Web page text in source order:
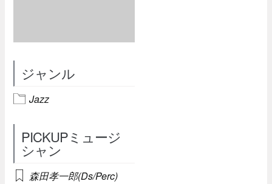
ジャンル
Jazz
PICKUPミュージ
シャン
森田孝一郎(Ds/Perc)